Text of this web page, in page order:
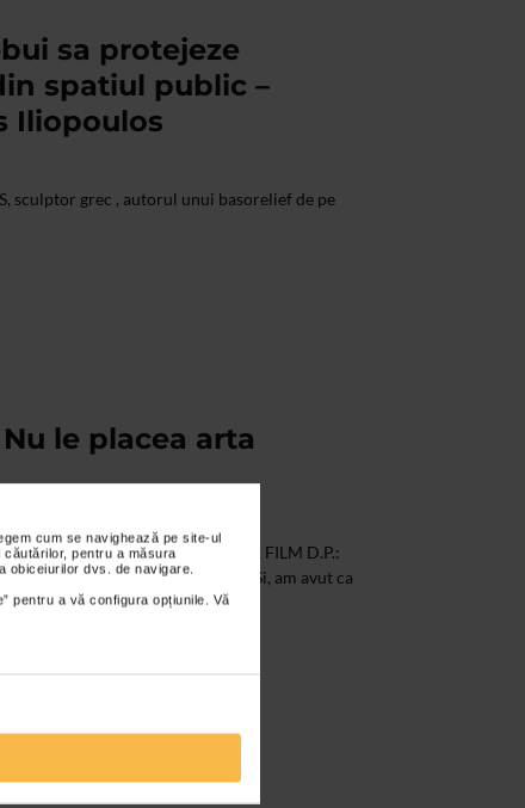
cum se navighează pe site-ul
pentru a măsura
obiceiurilor dvs. de navigare.
pentru a vă configura opțiunile. Vă
sa protejeze
spatiul public –
Iliopoulos
sculptor grec , autorul unui basorelief de pe
le placea arta
INDEPENDENT DE FILM D.P.:
Cultural. Eram instructor. Si, am avut ca